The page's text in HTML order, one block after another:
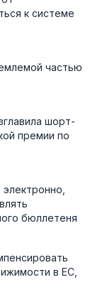
к системе
частью
шорт-
премии по
бюллетеня
в ЕС,